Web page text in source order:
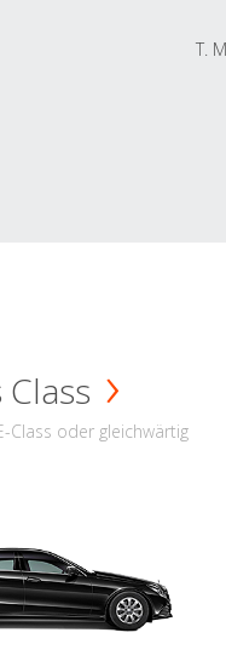
T.
Class oder gleichwärtig